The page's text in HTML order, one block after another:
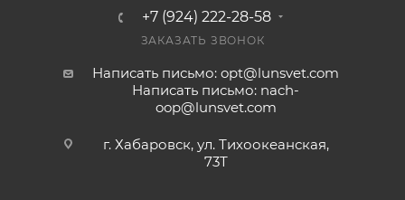
+7 (924) 222-28-58
ЗАКАЗАТЬ ЗВОНОК
Написать письмо: opt@lunsvet.com
Написать письмо: nach-
oop@lunsvet.com
г. Хабаровск, ул. Тихоокеанская,
73Т